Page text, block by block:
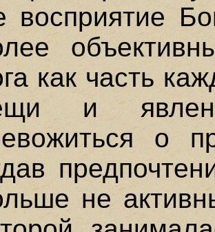
восприятие
как часть
и
о
не